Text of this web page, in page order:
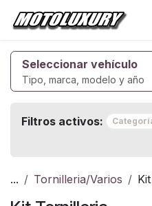
Ir al contenido
Seleccionar vehículo
Tipo, marca, modelo y año
Filtros activos:
... Tornilleria/Varios